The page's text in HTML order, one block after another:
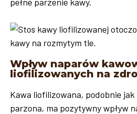
Wpływ naparów
liofilizowanych na
Kawa liofilizowana, podobnie jak
parzona, ma pozytywny wpływ